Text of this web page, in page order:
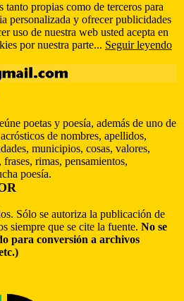
propias como de terceros para
personalizada y ofrecer publicidades
uso de nuestra web usted acepta en
por nuestra parte... Seguir leyendo
poetas y poesía, además de uno de
de nombres, apellidos,
municipios, cosas, valores,
rimas, pensamientos,
poesía.
Sólo se autoriza la publicación de
siempre que se cite la fuente. No se
para conversión a archivos